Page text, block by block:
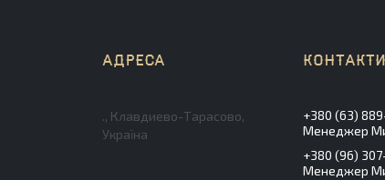
., Клавдиево-Тарасово,
Україна
+380 (63)
Менеджер
+380 (96)
Менеджер